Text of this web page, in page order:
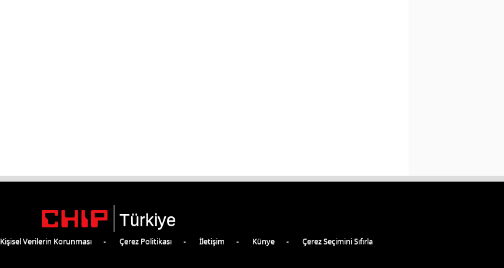
Türkiye
Kişisel Verilerin Korunması Çerez Politikası İletişim Künye Çerez Seçimini Sıfırla